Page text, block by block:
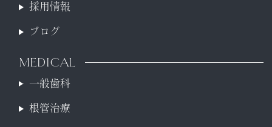
採用情報
ブログ
MEDICAL
一般歯科
根管治療